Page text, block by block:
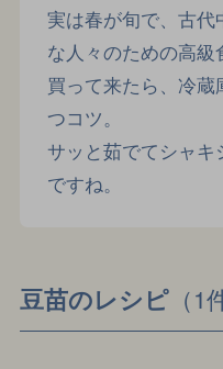
実は春が旬で、古
な人々のための高級
買って来たら、冷
つコツ。
サッと茹でてシャ
ですね。
豆苗のレシピ（1